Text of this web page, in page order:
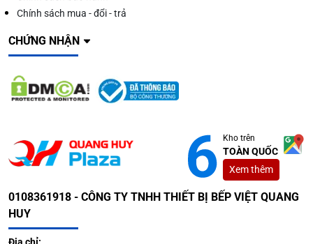
Chính sách mua - đổi - trả
CHỨNG NHẬN
Kho trên
TOÀN QUỐC
Xem thêm
0108361918 - CÔNG TY TNHH THIẾT BỊ BẾP VIỆT QUANG
HUY
Địa chỉ: